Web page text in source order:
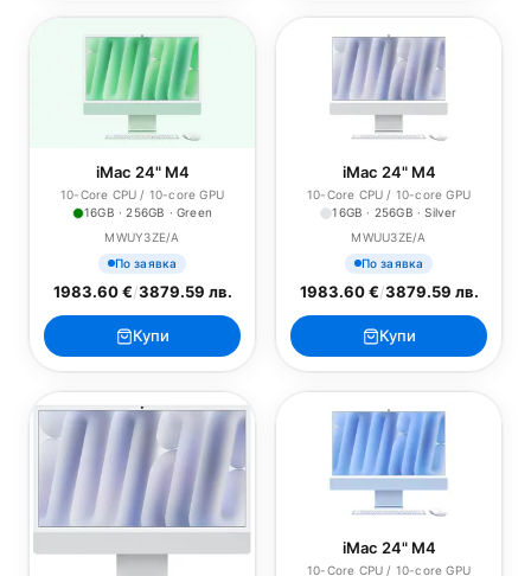
iMac 24" M4
10-Core CPU / 10-core GPU
16GB · 256GB · Green
MWUY3ZE/A
По заявка
1983.60 €/3879.59 лв.
Купи
iMac 24" M4
10-Core CPU / 10-core GPU
16GB · 256GB · Silver
MWUU3ZE/A
По заявка
1983.60 €/3879.59 лв.
Купи
iMac 24" M4
10-Core CPU / 10-core GPU